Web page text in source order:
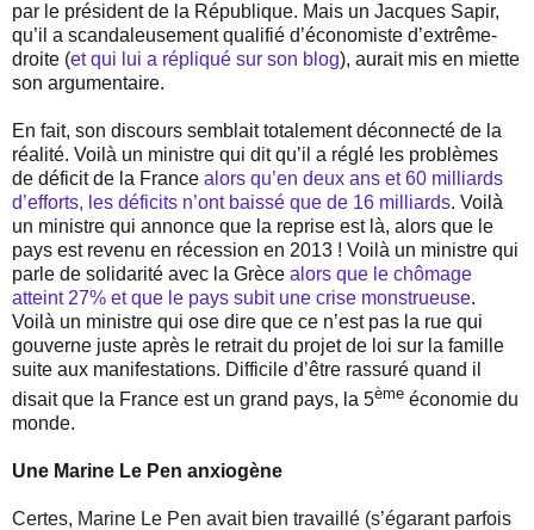
par le président de la République. Mais un Jacques Sapir,
qu’il a scandaleusement qualifié d’économiste d’extrême-
droite (et qui lui a répliqué sur son blog), aurait mis en miette
son argumentaire.
En fait, son discours semblait totalement déconnecté de la
réalité. Voilà un ministre qui dit qu’il a réglé les problèmes
de déficit de la France alors qu’en deux ans et 60 milliards
d’efforts, les déficits n’ont baissé que de 16 milliards. Voilà
un ministre qui annonce que la reprise est là, alors que le
pays est revenu en récession en 2013 ! Voilà un ministre qui
parle de solidarité avec la Grèce alors que le chômage
atteint 27% et que le pays subit une crise monstrueuse.
Voilà un ministre qui ose dire que ce n’est pas la rue qui
gouverne juste après le retrait du projet de loi sur la famille
suite aux manifestations. Difficile d’être rassuré quand il
disait que la France est un grand pays, la 5ème économie du
monde.
Une Marine Le Pen anxiogène
Certes, Marine Le Pen avait bien travaillé (s’égarant parfois